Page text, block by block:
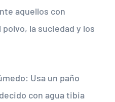
aquellos con
la suciedad y los
Usa un paño
con agua tibia